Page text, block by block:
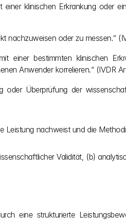
klinischen Erkrankung oder
nachzuweisen oder zu messen.“
einer bestimmten klinischen
Anwender korrelieren.“ (IVDR
Überprüfung der
Leistung nachweist und die
Validität, (b)
eine strukturierte